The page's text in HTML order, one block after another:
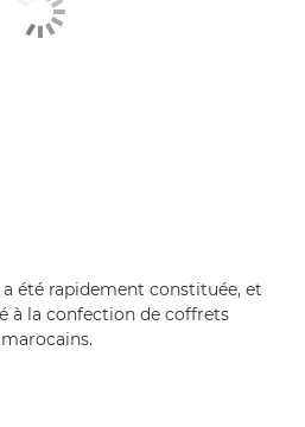
été rapidement constituée, et
à la confection de coffrets